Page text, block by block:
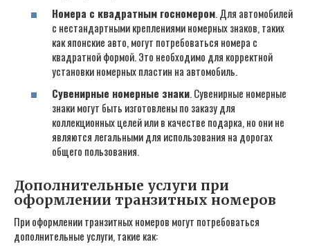
Номера с квадратным госномером. Для автомобилей
с нестандартными креплениями номерных знаков, таких
как японские авто, могут потребоваться номера с
квадратной формой. Это необходимо для корректной
установки номерных пластин на автомобиль.
Сувенирные номерные знаки. Сувенирные номерные
знаки могут быть изготовлены по заказу для
коллекционных целей или в качестве подарка, но они не
являются легальными для использования на дорогах
общего пользования.
Дополнительные услуги при
оформлении транзитных номеров
При оформлении транзитных номеров могут потребоваться
дополнительные услуги, такие как: